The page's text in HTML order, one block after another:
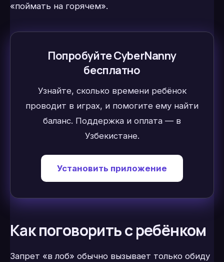
«поймать на горячем».
Попробуйте CyberNanny
бесплатно
Узнайте, сколько времени ребёнок
проводит в играх, и помогите ему найти
баланс. Поддержка и оплата — в
Узбекистане.
Установить приложение
Как поговорить с ребёнком
Запрет «в лоб» обычно вызывает только обиду